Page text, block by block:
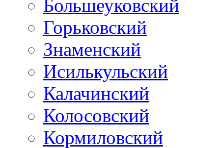
Большеуковский
Горьковский
Знаменский
Исилькульский
Калачинский
Колосовский
Кормиловский